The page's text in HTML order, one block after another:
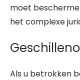
moet
het complexe
Als u betrokken